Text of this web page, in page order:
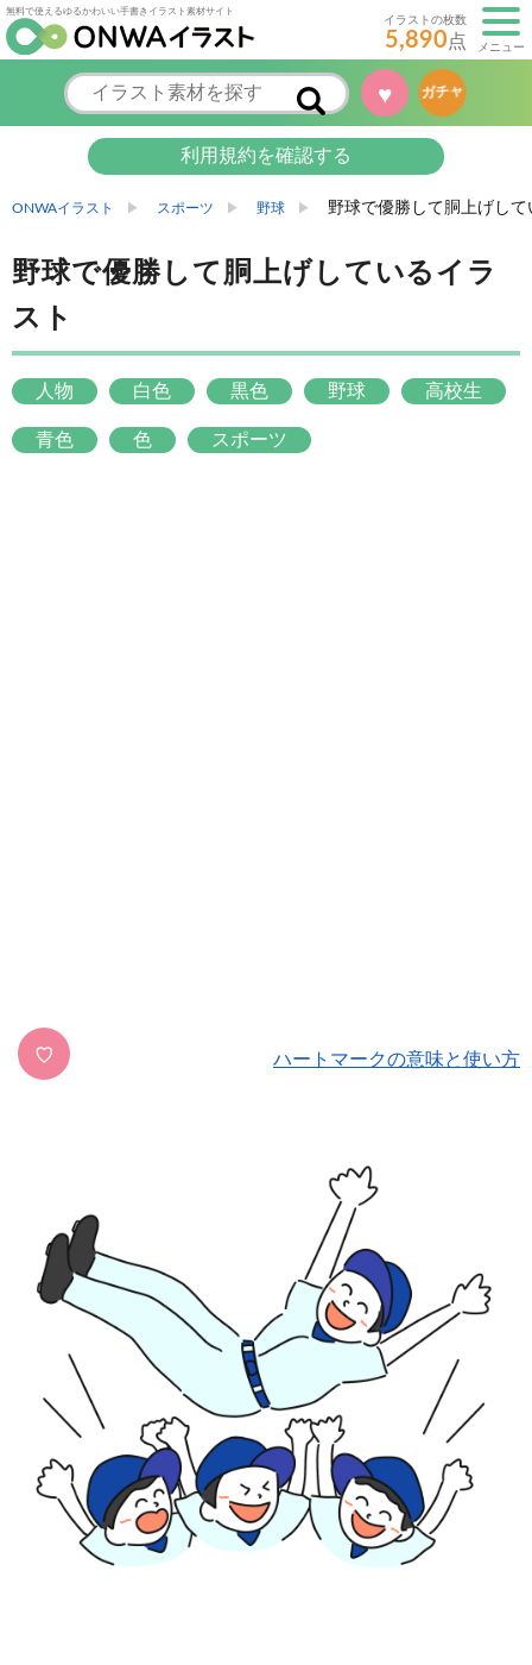
無料で使えるゆるかわいい手書きイラスト素材サイト
イラストの枚数
5,890点 メニュー
♥ ガチャ
利用規約を確認する
ONWAイラスト スポーツ 野球 野球で優勝して胴上げして
野球で優勝して胴上げしているイラ
スト
人物 白色 黒色 野球 高校生
青色 色 スポーツ
♡ ハートマークの意味と使い方